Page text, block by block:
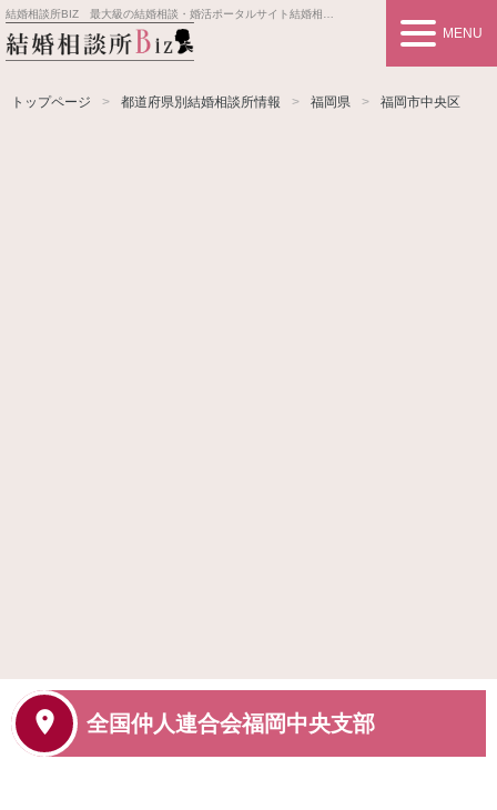
結婚相談所BIZ 最大級の結婚相談・婚活ポータルサイト結婚相談所事業者情報や婚活お見合いの悩み、対策を紹介します。
MENU
トップページ 都道府県別結婚相談所情報 福岡県 福岡市中央区
全国仲人連合会福岡中央支部